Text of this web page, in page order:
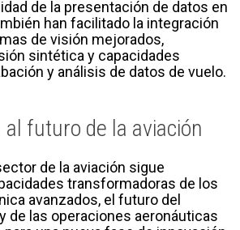
de la presentación de datos en
han facilitado la integración
de visión mejorados,
sintética y capacidades
y análisis de datos de vuelo.
al futuro de la aviación
de la aviación sigue
transformadoras de los
avanzados, el futuro del
de las operaciones aeronáuticas